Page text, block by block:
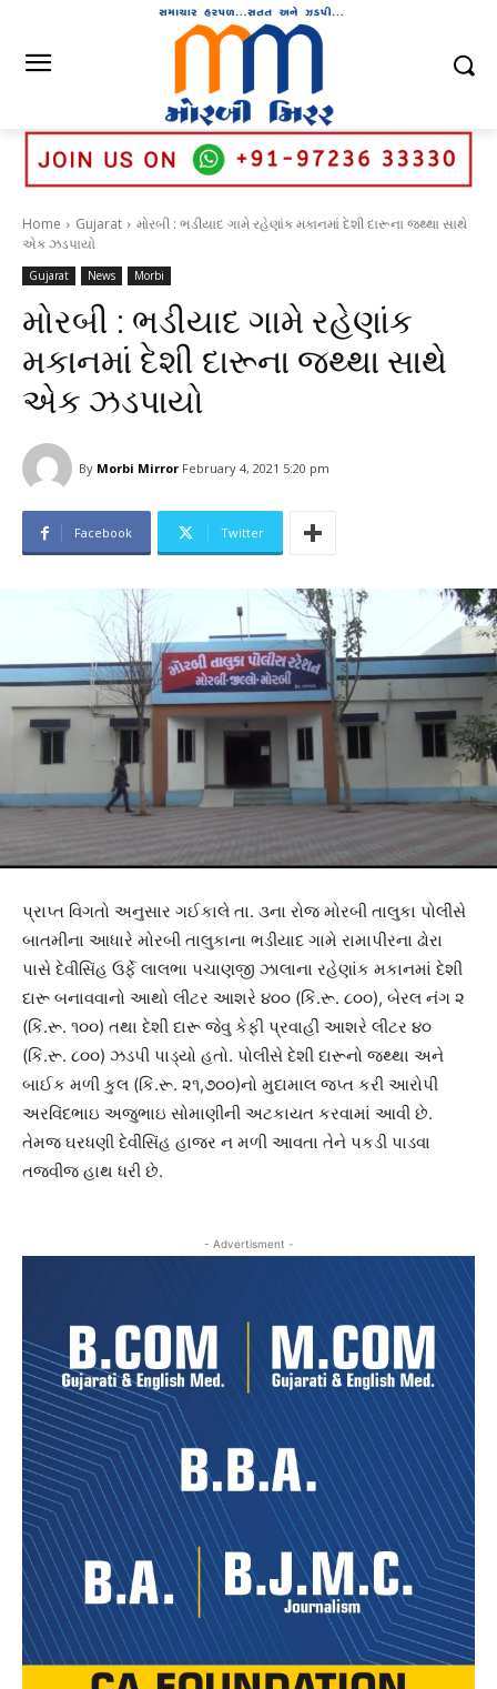
Home Gujarat
મોરબી : ભડીયાદ ગામે રહેણાંક મકાનમાં દેશી દારૂના જથ્થા સાથે
એક ઝડપાયો
Gujarat News Morbi
મોરબી : ભડીયાદ ગામે રહેણાંક
મકાનમાં દેશી દારૂના જથ્થા સાથે
એક ઝડપાયો
By Morbi Mirror February 4, 2021 5:20 pm
Facebook Twitter
પ્રાપ્ત વિગતો અનુસાર ગઈકાલે તા. ૩ના રોજ મોરબી તાલુકા પોલીસે
બાતમીના આધારે મોરબી તાલુકાના ભડીયાદ ગામે રામાપીરના ઢોરા
પાસે દેવીસિંહ ઉર્ફે લાલભા પચાણજી ઝાલાના રહેણાંક મકાનમાં દેશી
દારૂ બનાવવાનો આથો લીટર આશરે ૪૦૦ (કિં.રૂ. ૮૦૦), બેરલ નંગ ૨
(કિં.રૂ. ૧૦૦) તથા દેશી દારૂ જેવુ કેફી પ્રવાહી આશરે લીટર ૪૦
(કિં.રૂ. ૮૦૦) ઝડપી પાડ્યો હતો. પોલીસે દેશી દારૂનો જથ્થા અને
બાઈક મળી કુલ (કિં.રૂ. ૨૧,૭૦૦)નો મુદામાલ જપ્ત કરી આરોપી
અરવિંદભાઇ અજુભાઇ સોમાણીની અટકાયત કરવામાં આવી છે.
તેમજ ઘરધણી દેવીસિંહ હાજર ન મળી આવતા તેને પકડી પાડવા
તજવીજ હાથ ધરી છે.
- Advertisment -